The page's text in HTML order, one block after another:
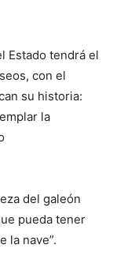
Estado tendrá el
con el
su historia:
la
del galeón
pueda tener
la nave”.